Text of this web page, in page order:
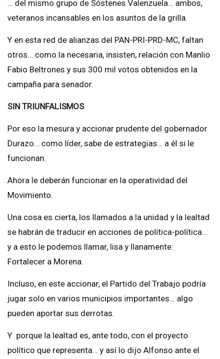
… del mismo grupo de Sóstenes Valenzuela… ambos,
veteranos incansables en los asuntos de la grilla.
Y en esta red de alianzas del PAN-PRI-PRD-MC, faltan
otros… como la necesaria, insisten, relación con Manlio
Fabio Beltrones y sus 300 mil votos obtenidos en la
campaña para senador.
SIN TRIUNFALISMOS
Por eso la mesura y accionar prudente del gobernador
Durazo… como líder, sabe de estrategias… a él si le
funcionan.
Ahora le deberán funcionar en la operatividad del
Movimiento.
Una cosa es cierta, los llamados a la unidad y la lealtad
se habrán de traducir en acciones de política-política…
y a esto le podemos llamar, lisa y llanamente:
Fortalecer a Morena.
Incluso, en este accionar, el Partido del Trabajo podría
jugar solo en varios municipios importantes… algo
pueden aportar sus derrotas.
Y porque la lealtad es, ante todo, con el proyecto
político que representa… y así lo dijo Alfonso ante el